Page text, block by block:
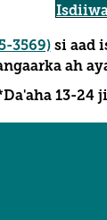
3569)si aad
ah
13-24